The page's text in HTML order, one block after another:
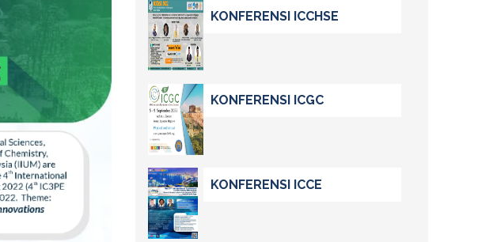
KONFERENSI ICCHSE
KONFERENSI ICGC
KONFERENSI ICCE